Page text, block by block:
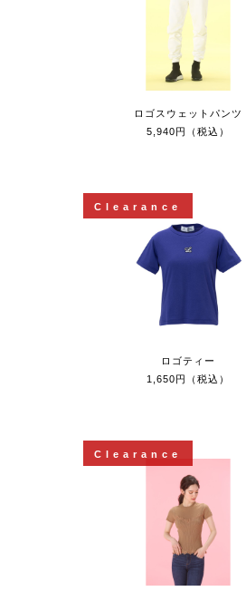
ロゴスウェットパンツ
5,940円（税込）
Clearance
ロゴティー
1,650円（税込）
Clearance